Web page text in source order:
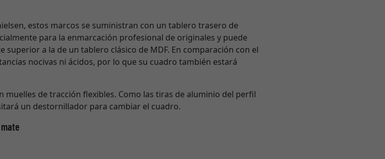
estos marcos se suministran con un tablero trasero de
para la enmarcación profesional de originales y puede
a la de un tablero clásico de MDF. En comparación con el
nocivas ni ácidos, por lo que su cuadro también estará
de tracción flexibles. Como las tiras de aluminio del perfil
un destornillador para cambiar el cuadro.